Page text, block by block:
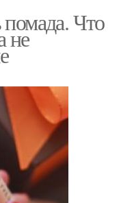
помада. Что
не